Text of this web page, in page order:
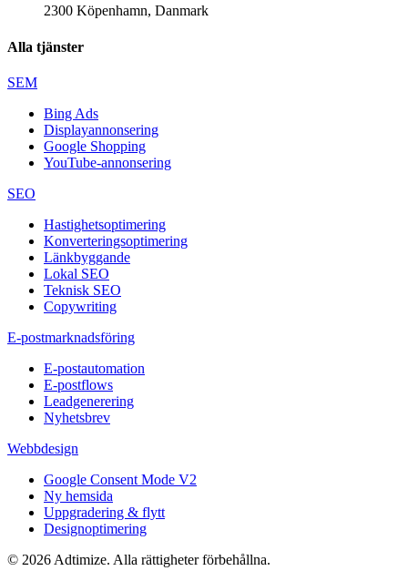
2300 Köpenhamn, Danmark
Alla tjänster
SEM
Bing Ads
Displayannonsering
Google Shopping
YouTube-annonsering
SEO
Hastighetsoptimering
Konverteringsoptimering
Länkbyggande
Lokal SEO
Teknisk SEO
Copywriting
E-postmarknadsföring
E-postautomation
E-postflows
Leadgenerering
Nyhetsbrev
Webbdesign
Google Consent Mode V2
Ny hemsida
Uppgradering & flytt
Designoptimering
© 2026 Adtimize. Alla rättigheter förbehållna.